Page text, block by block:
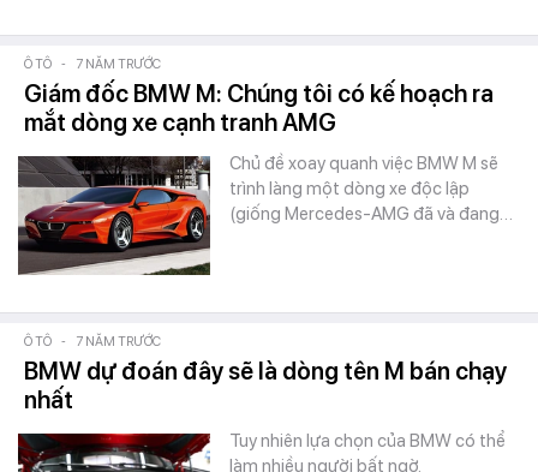
Ô TÔ - 7 NĂM TRƯỚC
Giám đốc BMW M: Chúng tôi có kế hoạch ra
mắt dòng xe cạnh tranh AMG
Chủ đề xoay quanh việc BMW M sẽ
trình làng một dòng xe độc lập
(giống Mercedes-AMG đã và đang…
Ô TÔ - 7 NĂM TRƯỚC
BMW dự đoán đây sẽ là dòng tên M bán chạy
nhất
Tuy nhiên lựa chọn của BMW có thể
làm nhiều người bất ngờ.